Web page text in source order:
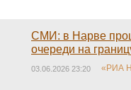
СМИ: в Нарве
очереди на
03.06.2026 23:20 «РИА